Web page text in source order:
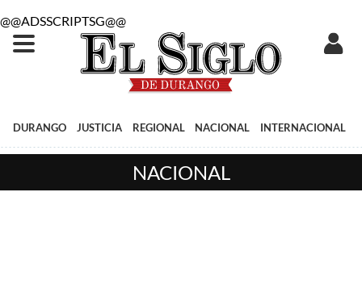
@@ADSSCRIPTSG@@
DURANGO JUSTICIA REGIONAL NACIONAL INTERNACIONAL
NACIONAL